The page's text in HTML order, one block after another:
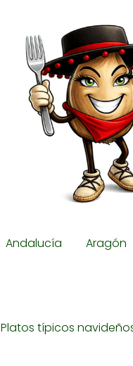
Andalucía Aragón
Platos típicos